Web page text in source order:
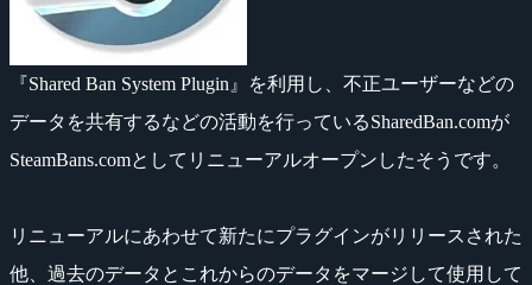
『Shared Ban System Plugin』を利用し、不正ユーザーなどの
データを共有するなどの活動を行っているSharedBan.comが
SteamBans.comとしてリニューアルオープンしたそうです。
リニューアルにあわせて新たにプラグインがリリースされた
他、過去のデータとこれからのデータをマージして使用して